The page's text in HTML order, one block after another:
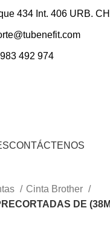
434 Int. 406 URB.
492 974
CONTÁCTENOS
Cinta Brother
DE